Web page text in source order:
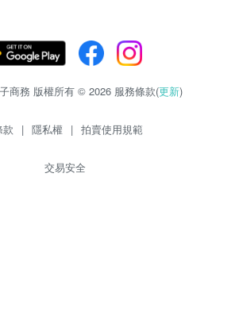
商務 版權所有 © 2026 服務條款(更新)
款 | 隱私權 | 拍賣使用規範
交易安全